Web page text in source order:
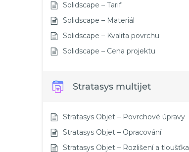
Solidscape – Tarif
Solidscape – Materiál
Solidscape – Kvalita povrchu
Solidscape – Cena projektu
Stratasys multijet
Stratasys Objet – Povrchové úpravy
Stratasys Objet – Opracování
Stratasys Objet – Rozlišení a tloušťka